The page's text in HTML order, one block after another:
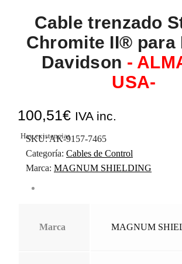
Cable trenzado
Chromite II® para
Davidson -
USA-
100,51€ IVA inc.
Hay existencias
SKU:AK-9157-7465
Categoría: Cables de Control
Marca: MAGNUM SHIELDING
Marca MAGNUM